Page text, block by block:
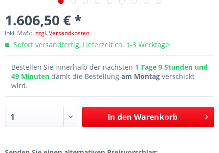
1.606,50 € *
inkl. MwSt.zzgl. Versandkosten
Sofort versandfertig, Lieferzeit ca. 1-3 Werktage
Bestellen Sie innerhalb der nächsten 1 Tage 9 Stunden und
49 Minuten damit die Bestellung am Montag verschickt
wird.
In den Warenkorb